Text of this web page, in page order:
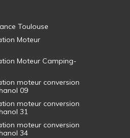
Toulouse
Moteur
Moteur Camping-
moteur conversion
09
moteur conversion
31
moteur conversion
34